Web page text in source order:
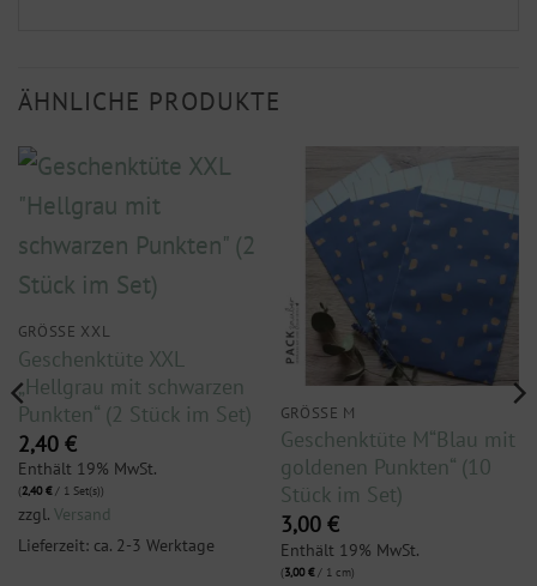
ÄHNLICHE PRODUKTE
GRÖSSE XXL
Geschenktüte XXL
„Hellgrau mit schwarzen
Punkten“ (2 Stück im Set)
2,40 €
Enthält 19% MwSt.
(2,40€/ 1 Set(s))
zzgl. Versand
Lieferzeit: ca. 2-3 Werktage
GRÖSSE M
Geschenktüte M“Blau mit
goldenen Punkten“ (10
Stück im Set)
3,00 €
Enthält 19% MwSt.
(3,00€/ 1 cm)